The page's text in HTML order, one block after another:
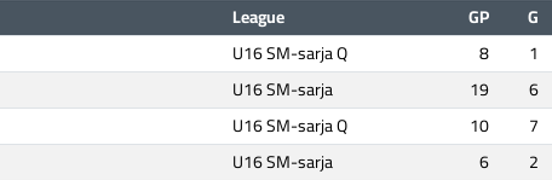
League GP G
U16 SM-sarja Q 8 1
U16 SM-sarja 19 6
U16 SM-sarja Q 10 7
U16 SM-sarja 6 2